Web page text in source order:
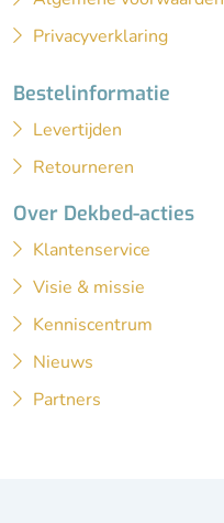
Privacyverklaring
Bestelinformatie
Levertijden
Retourneren
Over Dekbed-acties
Klantenservice
Visie & missie
Kenniscentrum
Nieuws
Partners